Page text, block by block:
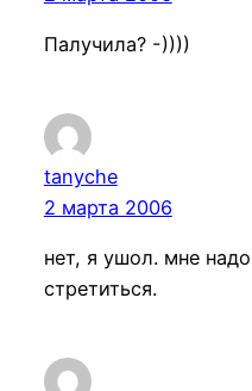
Палучила? -))))
tanyche
2 марта 2006
нет, я ушол. мне
стретиться.